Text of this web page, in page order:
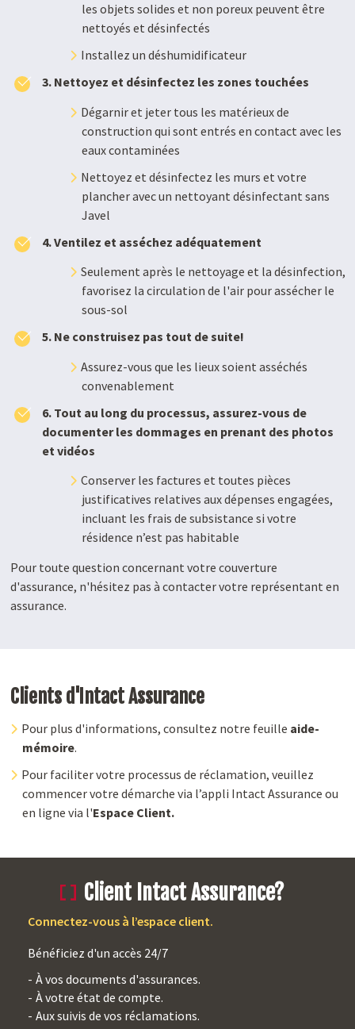
les objets solides et non poreux peuvent être
nettoyés et désinfectés
Installez un déshumidificateur
3. Nettoyez et désinfectez les zones touchées
Dégarnir et jeter tous les matérieux de
construction qui sont entrés en contact avec les
eaux contaminées
Nettoyez et désinfectez les murs et votre
plancher avec un nettoyant désinfectant sans
Javel
4. Ventilez et asséchez adéquatement
Seulement après le nettoyage et la désinfection,
favorisez la circulation de l'air pour assécher le
sous-sol
5. Ne construisez pas tout de suite!
Assurez-vous que les lieux soient asséchés
convenablement
6. Tout au long du processus, assurez-vous de
documenter les dommages en prenant des photos
et vidéos
Conserver les factures et toutes pièces
justificatives relatives aux dépenses engagées,
incluant les frais de subsistance si votre
résidence n’est pas habitable
Pour toute question concernant votre couverture
d'assurance, n'hésitez pas à contacter votre représentant en
assurance.
Clients d'Intact Assurance
Pour plus d'informations, consultez notre feuille aide-
mémoire.
Pour faciliter votre processus de réclamation, veuillez
commencer votre démarche via l’appli Intact Assurance ou
en ligne via l'Espace Client.
Client Intact Assurance?
Connectez-vous à l’espace client.
Bénéficiez d'un accès 24/7
À vos documents d'assurances.
À votre état de compte.
Aux suivis de vos réclamations.